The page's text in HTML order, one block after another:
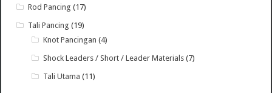
Rod Pancing (17)
Tali Pancing (19)
Knot Pancingan (4)
Shock Leaders / Short / Leader Materials (7)
Tali Utama (11)